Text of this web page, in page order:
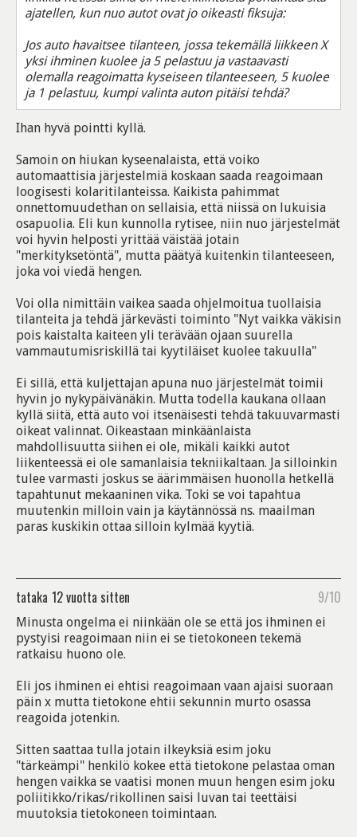
ajatellen, kun nuo autot ovat jo oikeasti fiksuja:
Jos auto havaitsee tilanteen, jossa tekemällä liikkeen X
yksi ihminen kuolee ja 5 pelastuu ja vastaavasti
olemalla reagoimatta kyseiseen tilanteeseen, 5 kuolee
ja 1 pelastuu, kumpi valinta auton pitäisi tehdä?
Ihan hyvä pointti kyllä.
Samoin on hiukan kyseenalaista, että voiko
automaattisia järjestelmiä koskaan saada reagoimaan
loogisesti kolaritilanteissa. Kaikista pahimmat
onnettomuudethan on sellaisia, että niissä on lukuisia
osapuolia. Eli kun kunnolla rytisee, niin nuo järjestelmät
voi hyvin helposti yrittää väistää jotain
"merkityksetöntä", mutta päätyä kuitenkin tilanteeseen,
joka voi viedä hengen.
Voi olla nimittäin vaikea saada ohjelmoitua tuollaisia
tilanteita ja tehdä järkevästi toiminto "Nyt vaikka väkisin
pois kaistalta kaiteen yli terävään ojaan suurella
vammautumisriskillä tai kyytiläiset kuolee takuulla"
Ei sillä, että kuljettajan apuna nuo järjestelmät toimii
hyvin jo nykypäivänäkin. Mutta todella kaukana ollaan
kyllä siitä, että auto voi itsenäisesti tehdä takuuvarmasti
oikeat valinnat. Oikeastaan minkäänlaista
mahdollisuutta siihen ei ole, mikäli kaikki autot
liikenteessä ei ole samanlaisia tekniikaltaan. Ja silloinkin
tulee varmasti joskus se äärimmäisen huonolla hetkellä
tapahtunut mekaaninen vika. Toki se voi tapahtua
muutenkin milloin vain ja käytännössä ns. maailman
paras kuskikin ottaa silloin kylmää kyytiä.
tataka 12 vuotta sitten 9/10
Minusta ongelma ei niinkään ole se että jos ihminen ei
pystyisi reagoimaan niin ei se tietokoneen tekemä
ratkaisu huono ole.
Eli jos ihminen ei ehtisi reagoimaan vaan ajaisi suoraan
päin x mutta tietokone ehtii sekunnin murto osassa
reagoida jotenkin.
Sitten saattaa tulla jotain ilkeyksiä esim joku
"tärkeämpi" henkilö kokee että tietokone pelastaa oman
hengen vaikka se vaatisi monen muun hengen esim joku
poliitikko/rikas/rikollinen saisi luvan tai teettäisi
muutoksia tietokoneen toimintaan.